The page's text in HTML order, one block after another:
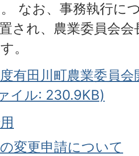
なお、事務執行に
され、農業委員会
。
有田川町農業委員
イル: 230.9KB)
変更申請について